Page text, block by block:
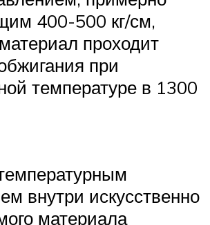
400-500 кг/см,
проходит
при
температуре в 1300
внутри искусственно
материала